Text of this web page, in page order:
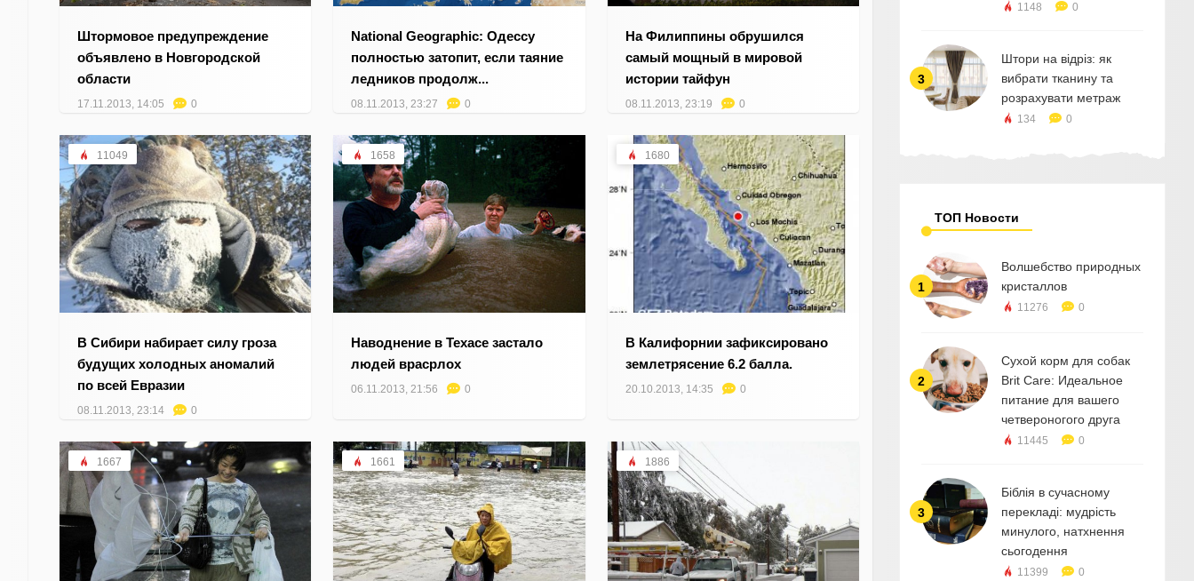
Штормовое предупреждение
объявлено в Новгородской
области
17.11.2013, 14:05 0
National Geographic: Одессу
полностью затопит, если таяние
ледников продолж...
08.11.2013, 23:27 0
На Филиппины обрушился
самый мощный в мировой
истории тайфун
08.11.2013, 23:19 0
11049
В Сибири набирает силу гроза
будущих холодных аномалий
по всей Евразии
08.11.2013, 23:14 0
1658
Наводнение в Техасе застало
людей врасрлох
06.11.2013, 21:56 0
1680
В Калифорнии зафиксировано
землетрясение 6.2 балла.
20.10.2013, 14:35 0
1667 1661 1886
1148 0
3
Штори на відріз: як
вибрати тканину та
розрахувати метраж
134 0
ТОП Новости
1
Волшебство природных
кристаллов
11276 0
2
Сухой корм для собак
Brit Care: Идеальное
питание для вашего
четвероногого друга
11445 0
3
Біблія в сучасному
перекладі: мудрість
минулого, натхнення
сьогодення
11399 0